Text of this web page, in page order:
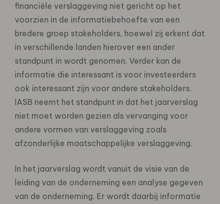
financiële verslaggeving niet gericht op het
voorzien in de informatiebehoefte van een
bredere groep stakeholders, hoewel zij erkent dat
in verschillende landen hierover een ander
standpunt in wordt genomen. Verder kan de
informatie die interessant is voor investeerders
ook interessant zijn voor andere stakeholders.
IASB neemt het standpunt in dat het jaarverslag
niet moet worden gezien als vervanging voor
andere vormen van verslaggeving zoals
afzonderlijke maatschappelijke verslaggeving.
In het jaarverslag wordt vanuit de visie van de
leiding van de onderneming een analyse gegeven
van de onderneming. Er wordt daarbij informatie